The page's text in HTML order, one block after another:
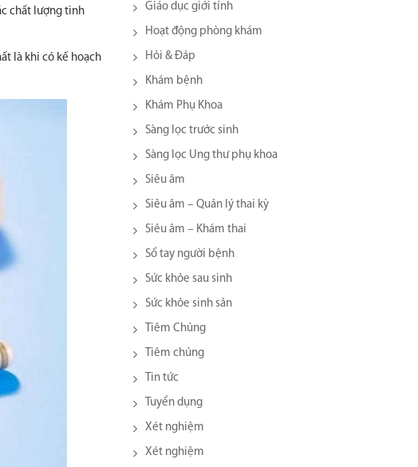
chất lượng tinh
là khi có kế hoạch
Giáo dục giới tính
Hoạt động phòng khám
Hỏi & Đáp
Khám bệnh
Khám Phụ Khoa
Sàng lọc trước sinh
Sàng lọc Ung thư phụ khoa
Siêu âm
Siêu âm – Quản lý thai kỳ
Siêu âm – Khám thai
Sổ tay người bệnh
Sức khỏe sau sinh
Sức khỏe sinh sản
Tiêm Chủng
Tiêm chủng
Tin tức
Tuyển dụng
Xét nghiệm
Xét nghiệm